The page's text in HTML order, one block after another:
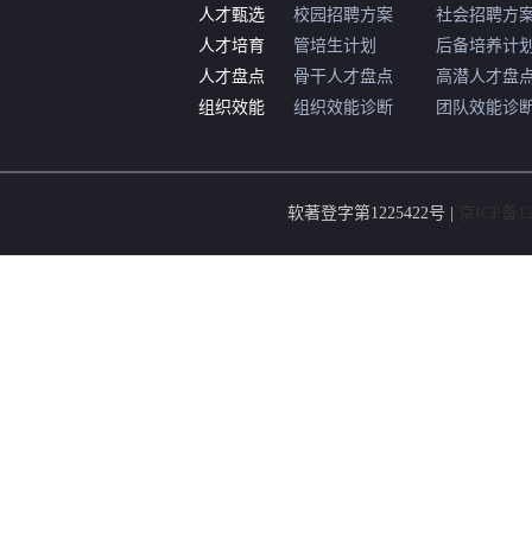
人才甄选 校园招聘方案
社会招聘方
人才培育
管培生计划
后备培养计
人才盘点
骨干人才盘点
高潜人才盘
组织效能
组织效能诊断 团队效能诊
软著登字第1225422号 |